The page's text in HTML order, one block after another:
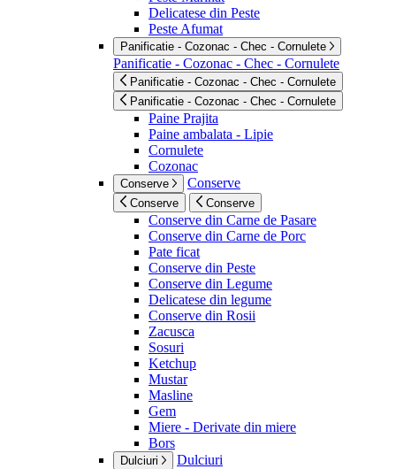
Delicatese din Peste
Peste Afumat
Panificatie - Cozonac - Chec - Cornulete
Panificatie - Cozonac - Chec - Cornulete
Panificatie - Cozonac - Chec - Cornulete
Panificatie - Cozonac - Chec - Cornulete
Paine Prajita
Paine ambalata - Lipie
Cornulete
Cozonac
Conserve Conserve
Conserve Conserve
Conserve din Carne de Pasare
Conserve din Carne de Porc
Pate ficat
Conserve din Peste
Conserve din Legume
Delicatese din legume
Conserve din Rosii
Zacusca
Sosuri
Ketchup
Mustar
Masline
Gem
Miere - Derivate din miere
Bors
Dulciuri Dulciuri